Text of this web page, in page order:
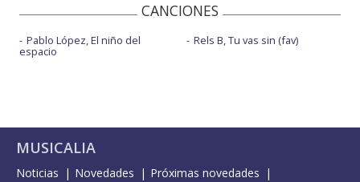
CANCIONES
Pablo López, El niño del
espacio
Rels B, Tu vas sin (fav)
MUSICALIA
Noticias Novedades
Próximas novedades